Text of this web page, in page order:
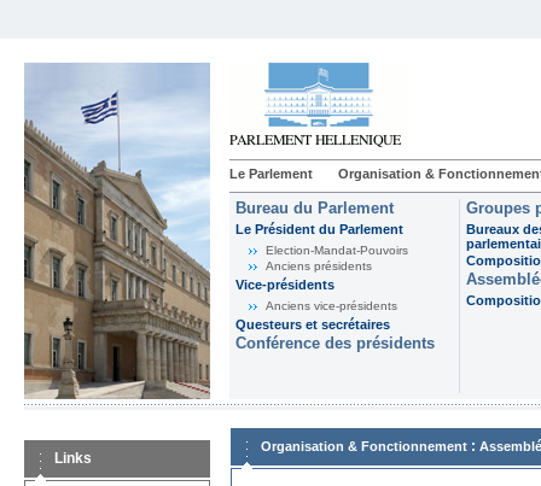
Le Parlement Organisation &
Bureau du Parlement
Le Président du Parlement
Election-Mandat-Pouvoirs
Anciens présidents
Vice-présidents
Anciens vice-présidents
Questeurs et secrétaires
Conférence des présidents
Groupes
Bureaux
Links
Organisation & Fonctionnement :